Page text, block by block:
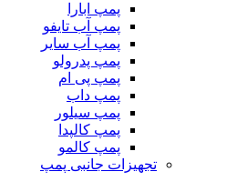
پمپ ابارا
پمپ آب تایفو
پمپ آب سایر
پمپ پدرولو
پمپ پی ام
پمپ داب
پمپ سیلور
پمپ کالپدا
پمپ کالمو
تجهیزات جانبی پمپ